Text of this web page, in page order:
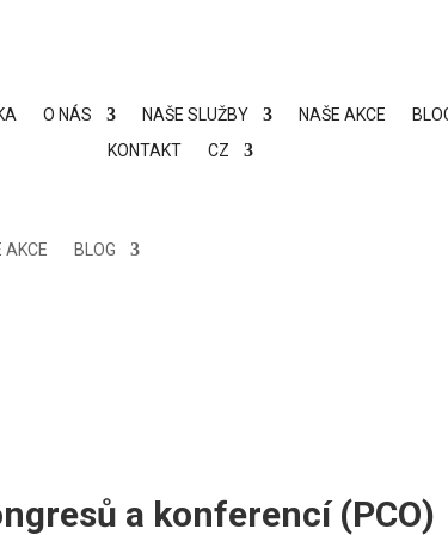
O NÁS NAŠE SLUŽBY NAŠE AKCE
KONTAKT
CZ
AKCE
BLOG
a konferencí (PCO)